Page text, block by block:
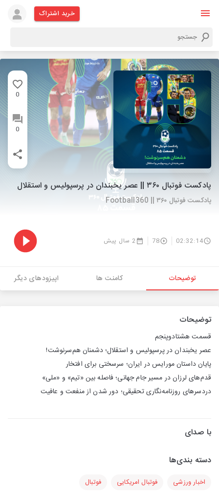
خرید اشتراک
0
0
پادکست فوتبال ۳۶۰ || عصر یخبندان در پرسپولیس و استقلال
پادکست فوتبال ۳۶۰ || Football360
02:32:14
78 2 سال پیش
توضیحات کامنت ها اپیزودهای دیگر
توضیحات
قسمت هشتادوپنجم
عصر یخبندان در پرسپولیس و استقلال؛ دشمنان هم‌سرنوشت!
پایان داستان مورایس در ایران؛ سرسختی برای افتخار
قدم‌های لرزان در مسیر جام جهانی؛ فاصله بین «تیم» و «ملی»
دردسرهای روزنامه‌نگاری تحقیقی؛ دور شدن از منفعت و عافیت
با صدای
دسته بندی‌ها
اخبار ورزشی فوتبال امریکایی فوتبال